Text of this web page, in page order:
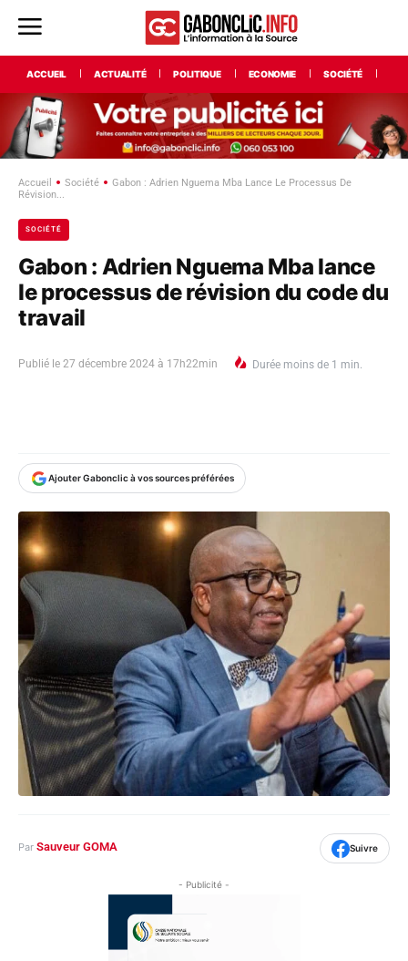
ACCUEIL ACTUALITÉ POLITIQUE ECONOMIE SOCIÉTÉ
Accueil Société
Gabon : Adrien Nguema Mba Lance Le Processus De
Révision...
SOCIÉTÉ
Gabon : Adrien Nguema Mba lance
le processus de révision du code du
travail
Publié le 27 décembre 2024 à 17h22min Durée moins de 1 min.
Ajouter Gabonclic à vos sources préférées
Par Sauveur GOMA Suivre
- Publicité -